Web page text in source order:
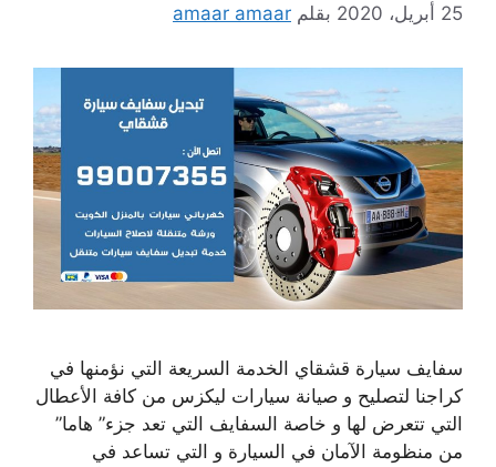
25 أبريل، 2020 بقلم amaar amaar
سفايف سيارة قشقاي الخدمة السريعة التي نؤمنها في
كراجنا لتصليح و صيانة سيارات ليكزس من كافة الأعطال
التي تتعرض لها و خاصة السفايف التي تعد جزء” هاما”
من منظومة الآمان في السيارة و التي تساعد في